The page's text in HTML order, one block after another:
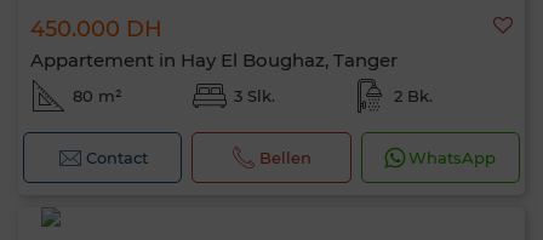
450.000 DH
Appartement in Hay El Boughaz, Tanger
80 m² 3 Slk. 2 Bk.
Contact Bellen WhatsApp